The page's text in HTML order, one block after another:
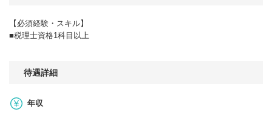
【必須経験・スキル】
■税理士資格1科目以上
待遇詳細
年収